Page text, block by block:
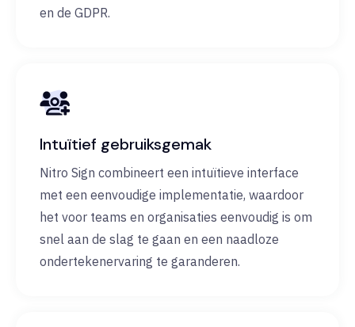
en de GDPR.
Intuïtief gebruiksgemak
Nitro Sign combineert een intuïtieve interface
met een eenvoudige implementatie, waardoor
het voor teams en organisaties eenvoudig is om
snel aan de slag te gaan en een naadloze
ondertekenervaring te garanderen.